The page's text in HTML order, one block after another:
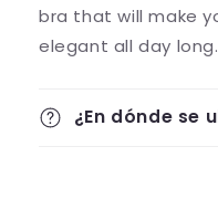
bra that will make
elegant all day long.
¿En dónde se